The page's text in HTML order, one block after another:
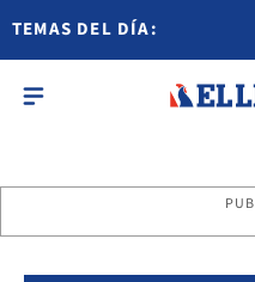
TEMAS DEL DÍA: